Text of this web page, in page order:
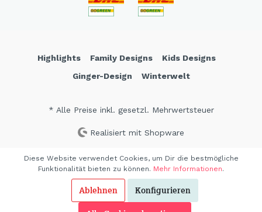
Highlights Family Designs
Kids Designs
Ginger-Design
Winterwelt
* Alle Preise inkl. gesetzl. Mehrwertsteuer
Realisiert mit Shopware
Diese Website verwendet Cookies, um Dir die bestmögliche
Funktionalität bieten zu können. Mehr Informationen.
Ablehnen
Konfigurieren